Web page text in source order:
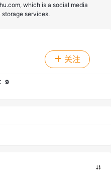
which is a social media
services.
关注
9